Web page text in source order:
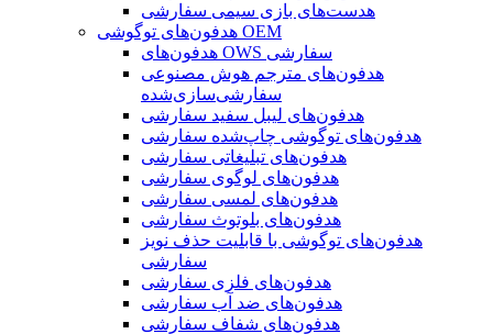
هدست‌های بازی سیمی سفارشی
هدفون‌های توگوشی OEM
هدفون‌های OWS سفارشی
هدفون‌های مترجم هوش مصنوعی
سفارشی‌سازی‌شده
هدفون‌های لیبل سفید سفارشی
هدفون‌های توگوشی چاپ‌شده سفارشی
هدفون‌های تبلیغاتی سفارشی
هدفون‌های لوگوی سفارشی
هدفون‌های لمسی سفارشی
هدفون‌های بلوتوث سفارشی
هدفون‌های توگوشی با قابلیت حذف نویز
سفارشی
هدفون‌های فلزی سفارشی
هدفون‌های ضد آب سفارشی
هدفون‌های شفاف سفارشی